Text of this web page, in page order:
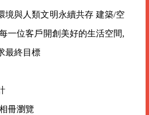
境與人類文明永續共存 建築/空
一位客戶開創美好的生活空間,
最終目標
冊瀏覽